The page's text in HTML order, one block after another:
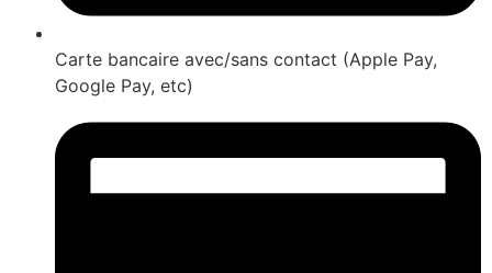
Carte bancaire avec/sans contact (Apple Pay,
Google Pay, etc)